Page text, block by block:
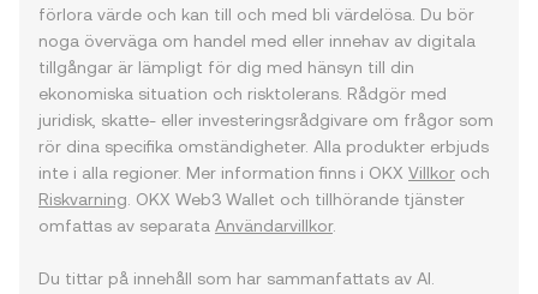
förlora värde och kan till och med bli värdelösa. Du bör
noga överväga om handel med eller innehav av digitala
tillgångar är lämpligt för dig med hänsyn till din
ekonomiska situation och risktolerans. Rådgör med
juridisk, skatte- eller investeringsrådgivare om frågor som
rör dina specifika omständigheter. Alla produkter erbjuds
inte i alla regioner. Mer information finns i OKX Villkor och
Riskvarning . OKX Web3 Wallet och tillhörande tjänster
omfattas av separata Användarvillkor.
Du tittar på innehåll som har sammanfattats av AI.